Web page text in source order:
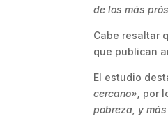
de los más
Cabe resaltar
que publican
El estudio
cercano», por
pobreza, y